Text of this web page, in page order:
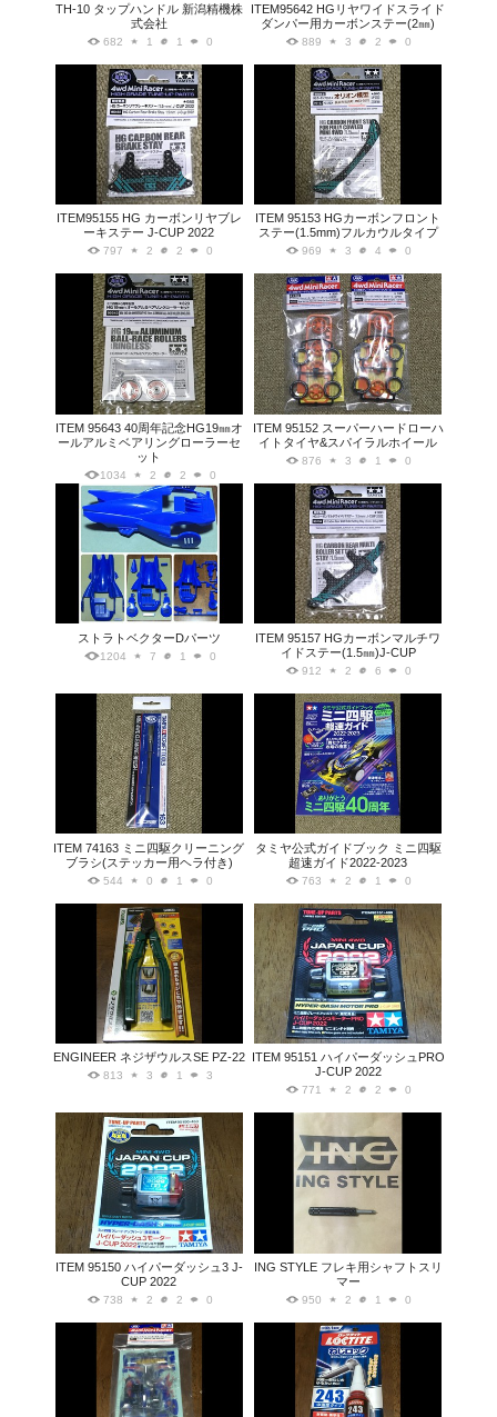
TH-10 タップハンドル 新潟精機株
式会社
682 1 1 0
ITEM95642 HGリヤワイドスライド
ダンパー用カーボンステー(2㎜)
889 3 2 0
ITEM95155 HG カーボンリヤブレ
ーキステー J-CUP 2022
797 2 2 0
ITEM 95153 HGカーボンフロント
ステー(1.5mm)フルカウルタイプ
969 3 4 0
ITEM 95643 40周年記念HG19㎜オ
ールアルミベアリングローラーセ
ット
1034 2 2 0
ITEM 95152 スーパーハードローハ
イトタイヤ&スパイラルホイール
876 3 1 0
ストラトベクターDパーツ
1204 7 1 0
ITEM 95157 HGカーボンマルチワ
イドステー(1.5㎜)J-CUP
912 2 6 0
ITEM 74163 ミニ四駆クリーニング
ブラシ(ステッカー用ヘラ付き)
544 0 1 0
タミヤ公式ガイドブック ミニ四駆
超速ガイド2022-2023
763 2 1 0
ENGINEER ネジザウルスSE PZ-22
813 3 1 3
ITEM 95151 ハイパーダッシュPRO
J-CUP 2022
771 2 2 0
ITEM 95150 ハイパーダッシュ3 J-
CUP 2022
738 2 2 0
ING STYLE フレキ用シャフトスリ
マー
950 2 1 0